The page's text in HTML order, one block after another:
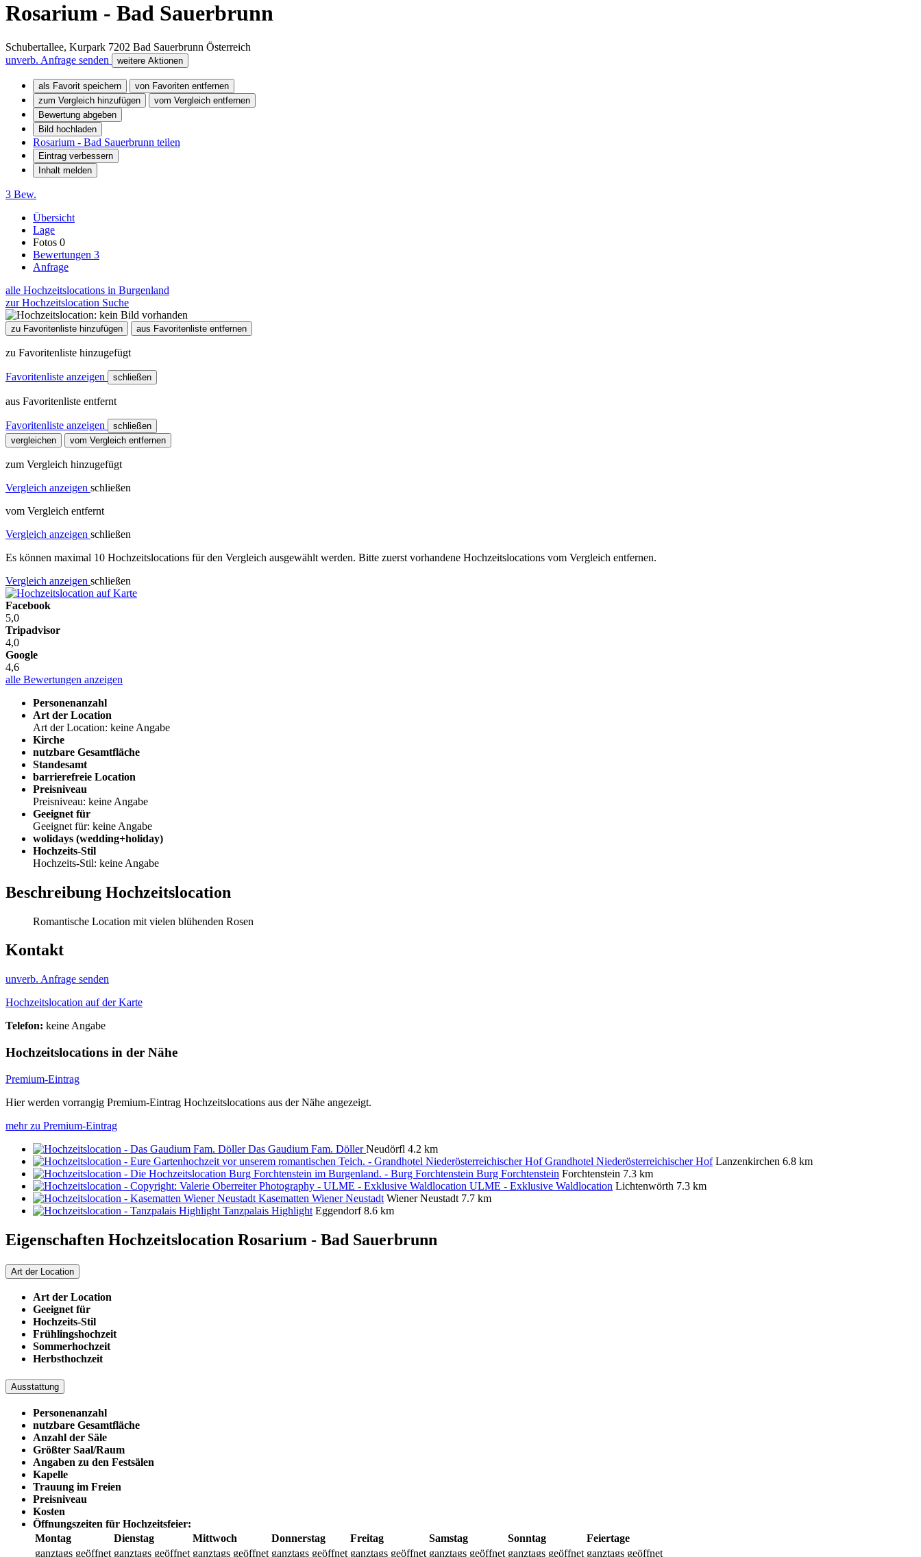
Rosarium - Bad Sauerbrunn
Schubertallee, Kurpark 7202 Bad Sauerbrunn Österreich
unverb. Anfrage senden
weitere Aktionen
als Favorit speichern
von Favoriten entfernen
zum Vergleich hinzufügen
vom Vergleich entfernen
Bewertung abgeben
Bild hochladen
Rosarium - Bad Sauerbrunn teilen
Eintrag verbessern
Inhalt melden
3 Bew.
Übersicht
Lage
Fotos 0
Bewertungen 3
Anfrage
alle Hochzeitslocations in Burgenland
zur Hochzeitslocation Suche
zu Favoritenliste hinzufügen aus Favoritenliste entfernen
zu Favoritenliste hinzugefügt
Favoritenliste anzeigen schließen
aus Favoritenliste entfernt
Favoritenliste anzeigen
schließen
vergleichen
vom Vergleich entfernen
zum Vergleich hinzugefügt
Vergleich anzeigen schließen
vom Vergleich entfernt
Vergleich anzeigen schließen
Es können maximal 10 Hochzeitslocations für den Vergleich ausgewählt werden. Bitte zuerst vorhandene Hochzeitslocations vom Vergleich entfernen.
Vergleich anzeigen schließen
Facebook
5,0
Tripadvisor
4,0
Google
4,6
alle Bewertungen anzeigen
Personenanzahl
Art der Location
Art der Location: keine Angabe
Kirche
nutzbare Gesamtfläche
Standesamt
barrierefreie Location
Preisniveau
Preisniveau: keine Angabe
Geeignet für
Geeignet für: keine Angabe
wolidays (wedding+holiday)
Hochzeits-Stil
Hochzeits-Stil: keine Angabe
Beschreibung Hochzeitslocation
Romantische Location mit vielen blühenden Rosen
Kontakt
unverb. Anfrage senden
Hochzeitslocation auf der Karte
Telefon: keine Angabe
Hochzeitslocations in der Nähe
Premium-Eintrag
Hier werden vorrangig Premium-Eintrag Hochzeitslocations aus der Nähe angezeigt.
mehr zu Premium-Eintrag
Das Gaudium Fam. DöllerNeudörfl 4.2 km
Grandhotel Niederösterreichischer Hof Lanzenkirchen 6.8 km
Burg Forchtenstein Forchtenstein 7.3 km
ULME - Exklusive Waldlocation Lichtenwörth 7.3 km
Kasematten Wiener Neustadt Wiener Neustadt 7.7 km
Tanzpalais Highlight Eggendorf 8.6 km
Eigenschaften Hochzeitslocation Rosarium - Bad Sauerbrunn
Art der Location
Art der Location
Geeignet für
Hochzeits-Stil
Frühlingshochzeit
Sommerhochzeit
Herbsthochzeit
Ausstattung
Personenanzahl
nutzbare Gesamtfläche
Anzahl der Säle
Größter Saal/Raum
Angaben zu den Festsälen
Kapelle
Trauung im Freien
Preisniveau
Kosten
Öffnungszeiten für Hochzeitsfeier:
Montag
Dienstag Mittwoch Donnerstag Freitag Samstag Sonntag
Feiertage
ganztags geöffnet ganztags geöffnet ganztags geöffnet ganztags geöffnet ganztags geöffnet ganztags geöffnet ganztags geöffnet ganztags geöffnet